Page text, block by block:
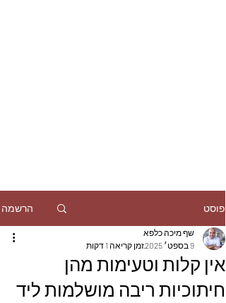
פוסט הרשמה
אין קלות וטעימות מהן
חיתוכיות ריבה מושלמות ליד
שף מיכה כלפא
9 בספט׳ 2025
זמן קריאה 1 דקות